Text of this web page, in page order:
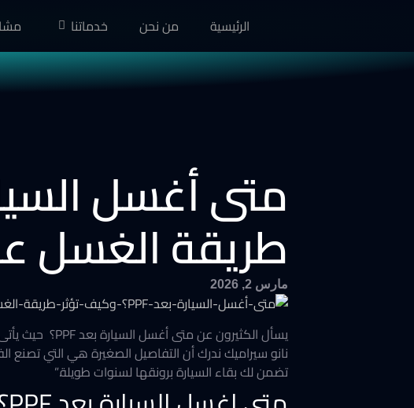
الرئيسية من نحن خدماتنا
طريقة الغسل
مارس 2, 2026
نانو سيراميك ندرك أن التفاصيل الصغيرة هي التي تصنع
تضمن لك بقاء السيارة برونقها لسنوات طويلة.”